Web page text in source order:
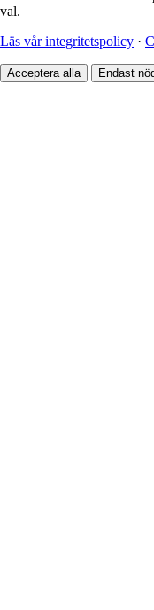
val.
Läs vår integritetspolicy ·
Acceptera alla Endast